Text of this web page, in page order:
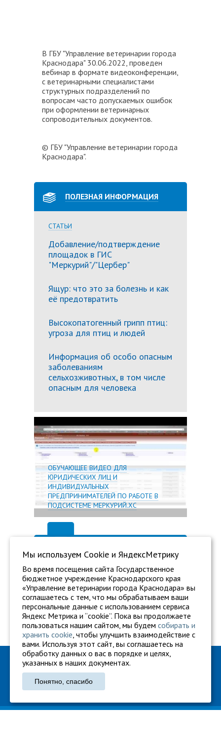
В ГБУ "Управление ветеринарии города
Краснодара" 30.06.2022, проведен
вебинар в формате видеоконференции,
с ветеринарными специалистами
структурных подразделений по
вопросам часто допускаемых ошибок
при оформлении ветеринарных
сопроводительных документов.
© ГБУ "Управление ветеринарии города
Краснодара".
ПОЛЕЗНАЯ ИНФОРМАЦИЯ
СТАТЬИ
Добавление/подтверждение
площадок в ГИС
"Меркурий"/"Цербер"
Ящур: что это за болезнь и как
её предотвратить
Высокопатогенный грипп птиц:
угроза для птиц и людей
Информация об особо опасным
заболеваниям
сельхозживотных, в том числе
опасным для человека
ОБУЧАЮЩЕЕ ВИДЕО ДЛЯ
ЮРИДИЧЕСКИХ ЛИЦ И
ИНДИВИДУАЛЬНЫХ
ПРЕДПРИНИМАТЕЛЕЙ ПО РАБОТЕ В
ПОДСИСТЕМЕ МЕРКУРИЙ.ХС
ГБУ "Ветуправление города Краснодара"
Адрес: г. Краснодар, ул. Карасунская, 110
Тел.: +7 861 260-27-94
Мы используем Сookie и ЯндексМетрику
Во время посещения сайта Государственное
бюджетное учреждение Краснодарского края
«Управление ветеринарии города Краснодара» вы
соглашаетесь с тем, что мы обрабатываем ваши
персональные данные с использованием сервиса
Яндекс Метрика и “cookie”. Пока вы продолжаете
пользоваться нашим сайтом, мы будем собирать и
хранить cookie, чтобы улучшить взаимодействие с
вами. Используя этот сайт, вы соглашаетесь на
обработку данных о вас в порядке и целях,
указанных в наших документах.
Понятно, спасибо